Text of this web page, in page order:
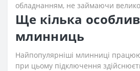
обладнанням, не займаючи
Ще кілька
млинниць
Найпопулярніші млинниці
при цьому підключення